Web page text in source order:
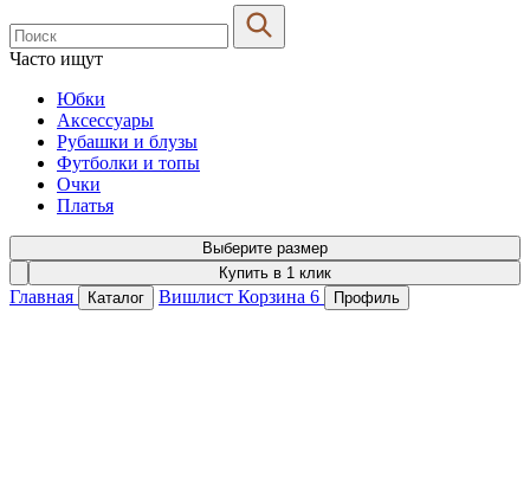
Часто ищут
Юбки
Аксессуары
Рубашки и блузы
Футболки и топы
Очки
Платья
Выберите размер
Купить в 1 клик
Главная Каталог Вишлист Корзина 6 Профиль